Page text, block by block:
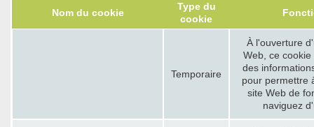
Nom du cookie
Type du
cookie
Temporaire
À l'ouverture
Web, ce
des
pour permettre
site Web de
naviguez